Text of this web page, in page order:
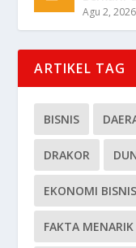
Agu 2, 2026
ARTIKEL TAG
BISNIS
DRAKOR
EKONOMI BISNIS
FAKTA MENARIK